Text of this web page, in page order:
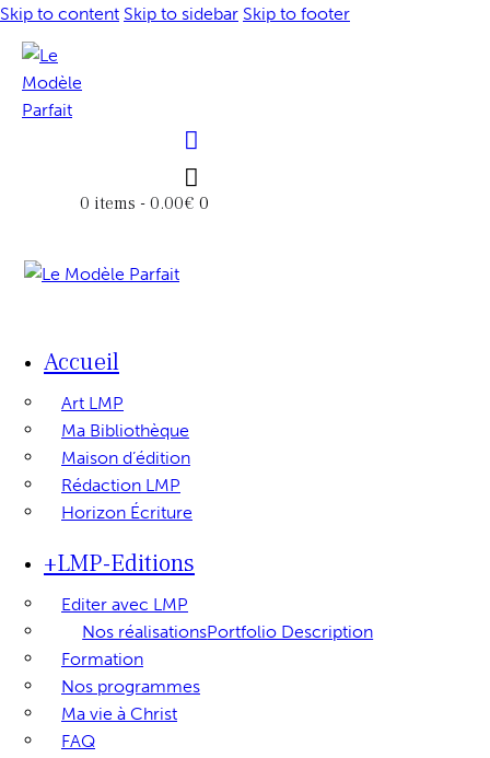
Skip to content Skip to sidebar Skip to footer
0 items -0.00€ 0
Accueil
Art LMP
Ma Bibliothèque
Maison d’édition
Rédaction LMP
Horizon Écriture
+LMP-Editions
Editer avec LMP
Nos réalisationsPortfolio Description
Formation
Nos programmes
Ma vie à Christ
FAQ